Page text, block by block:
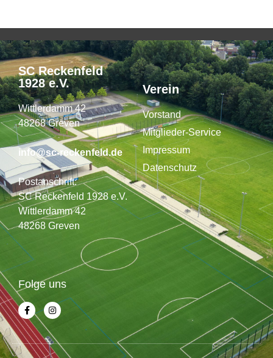
SC Reckenfeld
1928 e.V.
Wittlerdamm 42
48268 Greven
info@sc-reckenfeld.de
Postanschrift:
SC Reckenfeld 1928 e.V.
Wittlerdamm 42
48268 Greven
Verein
Vorstand
Mitglieder-Service
Impressum
Datenschutz
Folge uns